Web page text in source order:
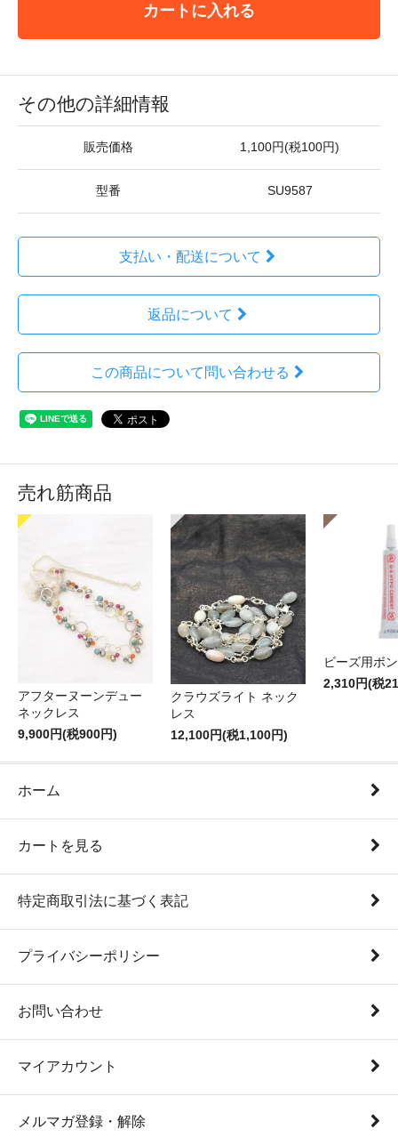
カートに入れる
その他の詳細情報
販売価格 1,100円(税100円)
型番 SU9587
支払い・配送について
返品について
この商品について問い合わせる
売れ筋商品
アフターヌーンデュー
ネックレス
9,900円(税900円)
クラウズライト ネック
レス
12,100円(税1,100円)
ビーズ用ボ
2,310円(税
ホーム
カートを見る
特定商取引法に基づく表記
プライバシーポリシー
お問い合わせ
マイアカウント
メルマガ登録・解除